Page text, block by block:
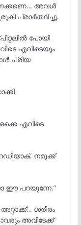
അവൾ
പ്രാർത്ഥിച്ചു.
പോയി
എവിടെയും
പ്രിയ
എവിടെ
നമുക്ക്
ഈ പറയുന്നേ.”
ശരീരം
അവിടേക്ക്